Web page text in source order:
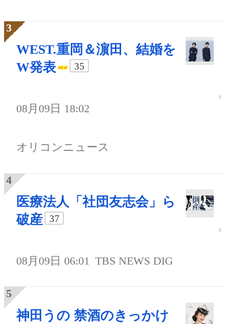
WEST.重岡＆濵田、結婚を
W発表
35
08月09日 18:02
オリコンニュース
医療法人「社団友志会」ら
破産
37
08月09日 06:01 TBS NEWS DIG
神田うの 禁酒のきっかけ